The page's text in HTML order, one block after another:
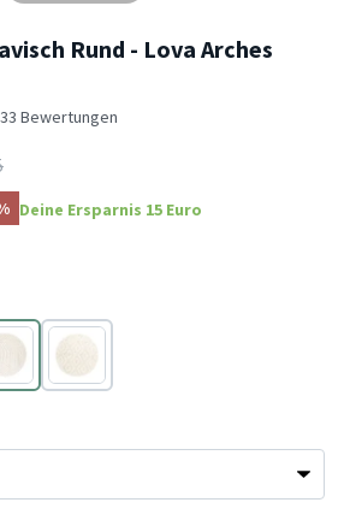
Rund - Lova Arches
33 Bewertungen
Deine Ersparnis 15 Euro
Creme